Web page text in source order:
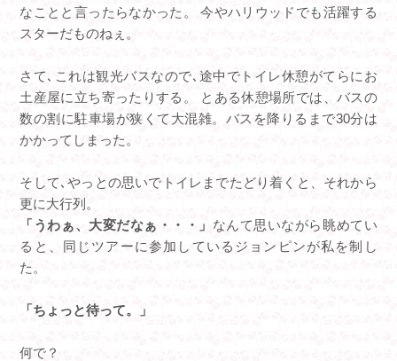
なことと言ったらなかった。 今やハリウッドでも活躍する
スターだものねぇ。
さて､これは観光バスなので､途中でトイレ休憩がてらにお
土産屋に立ち寄ったりする。 とある休憩場所では、バスの
数の割に駐車場が狭くて大混雑。バスを降りるまで30分は
かかってしまった。
そして､やっとの思いでトイレまでたどり着くと、それから
更に大行列。
「うわぁ、大変だなぁ・・・」 なんて思いながら眺めてい
ると、同じツアーに参加しているジョンピンが私を制し
た。
「ちょっと待って。」
何で？